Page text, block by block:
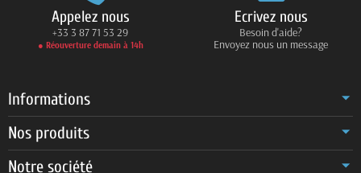
Appelez nous
+33 3 87 71 53 29
● Réouverture demain à 14h
Ecrivez nous
Besoin d'aide?
Envoyez nous un message
Informations
Nos produits
Notre société